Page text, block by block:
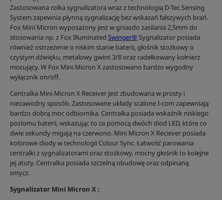
Zastosowana rolka sygnalizatora wraz z technologią D-Tec Sensing
System zapewnia płynną sygnalizację bez wskazań fałszywych brań.
Fox Mini Micron wyposażony jest w gniazdo zasilania 2,5mm do
stosowania np. z Fox Illuminated Swinger® Sygnalizator posiada
również ostrzeżenie o niskim stanie baterii, głośnik stożkowy o
czystym dźwięku, metalowy gwint 3/8 oraz radełkowany kołnierz
mocujący. W Fox Mini Micron X zastosowano bardzo wygodny
wyłącznik on/off.
Centralka Mini Micron X Receiver jest zbudowana w prosty i
niezawodny sposób. Zastosowane układy scalone I-com zapewniają
bardzo dobrą moc odbiornika. Centralka posiada wskaźnik niskiego
poziomu baterii, wskazując to za pomocą dwóch diod LED, które co
dwie sekundy migają na czerwono. Mini Micron X Reciever posiada
kolorowe diody w technologii Colour Sync. Łatwość parowania
centralki z sygnalizatorami oraz stożkowy, mocny głośnik to kolejne
jej atuty. Centralka posiada szczelną obudowę oraz odpinaną
smycz.
Sygnalizator Mini Micron X :